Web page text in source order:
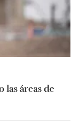
las áreas de